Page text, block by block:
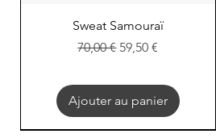
Aperçu rapide
Sweat Samouraï
Prix original
70,00 € Prix promotionnel
59,50 €
Ajouter au panier